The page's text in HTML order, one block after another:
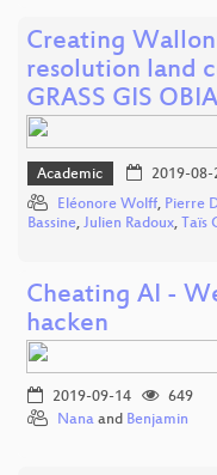
Creating
resolution land
GRASS GIS
Academic 2019-08-
Eléonore Wolff, Pierre
Bassine, Julien Radoux, Taïs
Cheating AI -
hacken
2019-09-14
649
Nana and Benjamin